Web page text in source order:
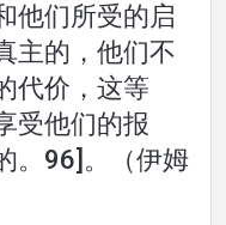
他们所受的启
主的，他们不
代价，这等
受他们的报
。96]。（伊姆